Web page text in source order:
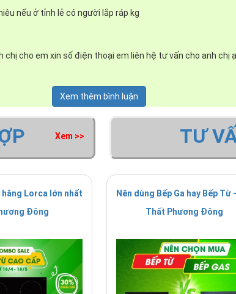
an toàn khác như: Tính năng khóa an toàn trẻ em,
kích thước này phù hợp với nhiều không gian bếp
Phương Đông, quý khách hãy liên hệ để được tư vấn
Đức:https://noithatphuongdong.vn/p/13447/bep-
nếu ở tỉnh lẻ có người lắp ráp kg
chị cho em xin số điện thoại em liên hệ tư vấn cho anh chị ạ
Xem thêm bình luận
Xem >>
Lorca lớn nhất
Đông
TƯ
Nên dùng Bếp Ga hay Bếp Từ
Thất Phương Đông